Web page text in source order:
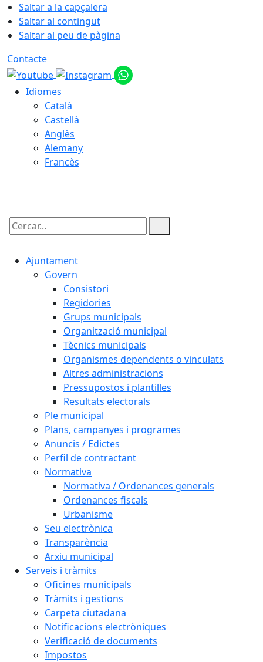
Saltar a la capçalera
Saltar al contingut
Saltar al peu de pàgina
Contacte
Idiomes
Català
Castellà
Anglès
Alemany
Francès
Cercar:
Ajuntament
Govern
Consistori
Regidories
Grups municipals
Organització municipal
Tècnics municipals
Organismes dependents o vinculats
Altres administracions
Pressupostos i plantilles
Resultats electorals
Ple municipal
Plans, campanyes i programes
Anuncis / Edictes
Perfil de contractant
Normativa
Normativa / Ordenances generals
Ordenances fiscals
Urbanisme
Seu electrònica
Transparència
Arxiu municipal
Serveis i tràmits
Oficines municipals
Tràmits i gestions
Carpeta ciutadana
Notificacions electròniques
Verificació de documents
Impostos